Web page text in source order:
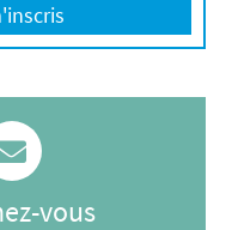
vous